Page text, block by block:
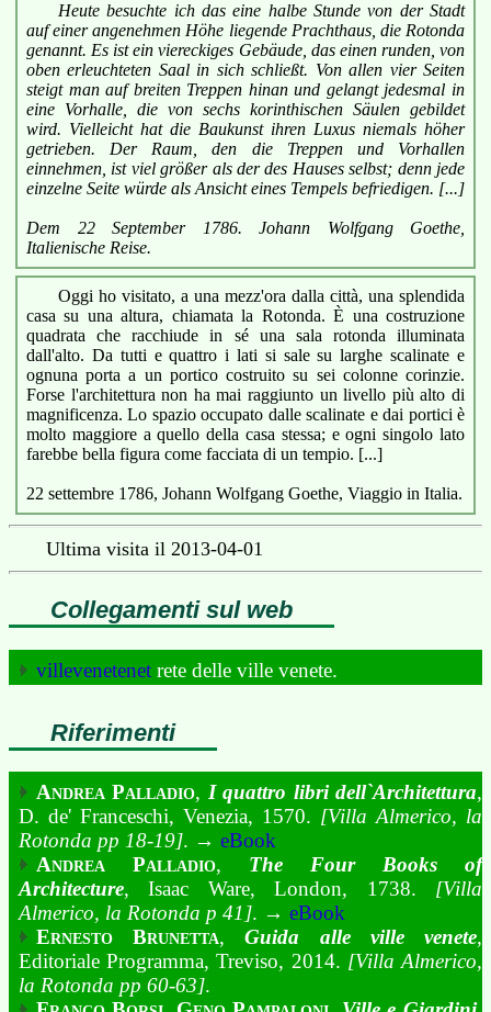
Heute besuchte ich das eine halbe Stunde von der Stadt
auf einer angenehmen Höhe liegende Prachthaus, die Rotonda
genannt. Es ist ein viereckiges Gebäude, das einen runden, von
oben erleuchteten Saal in sich schließt. Von allen vier Seiten
steigt man auf breiten Treppen hinan und gelangt jedesmal in
eine Vorhalle, die von sechs korinthischen Säulen gebildet
wird. Vielleicht hat die Baukunst ihren Luxus niemals höher
getrieben. Der Raum, den die Treppen und Vorhallen
einnehmen, ist viel größer als der des Hauses selbst; denn jede
einzelne Seite würde als Ansicht eines Tempels befriedigen. [...]
Dem 22 September 1786. Johann Wolfgang Goethe,
Italienische Reise.
Oggi ho visitato, a una mezz'ora dalla città, una splendida
casa su una altura, chiamata la Rotonda. È una costruzione
quadrata che racchiude in sé una sala rotonda illuminata
dall'alto. Da tutti e quattro i lati si sale su larghe scalinate e
ognuna porta a un portico costruito su sei colonne corinzie.
Forse l'architettura non ha mai raggiunto un livello più alto di
magnificenza. Lo spazio occupato dalle scalinate e dai portici è
molto maggiore a quello della casa stessa; e ogni singolo lato
farebbe bella figura come facciata di un tempio. [...]
22 settembre 1786, Johann Wolfgang Goethe, Viaggio in Italia.
Ultima visita il 2013-04-01
Collegamenti sul web
villevenetenetrete delle ville venete.
Riferimenti
Andrea Palladio, I quattro libri dell`Architettura,
D. de' Franceschi, Venezia, 1570. [Villa Almerico, la
Rotonda pp 18-19]. → eBook
Andrea Palladio, The Four Books of
Architecture, Isaac Ware, London, 1738. [Villa
Almerico, la Rotonda p 41]. → eBook
Ernesto Brunetta,Guida alle ville venete,
Editoriale Programma, Treviso, 2014. [Villa Almerico,
la Rotonda pp 60-63].